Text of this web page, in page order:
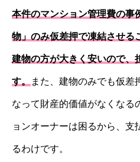
本件のマンション管理費の事
物」のみ仮差押で凍結させる
建物の方が大きく安いので、
す。また、建物のみでも仮差
なって財産的価値がなくなる
ョンオーナーは困るから、支
るわけです。